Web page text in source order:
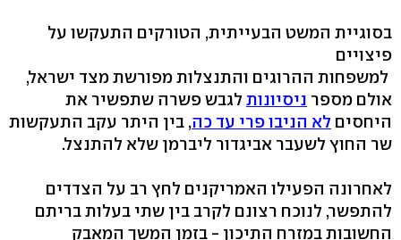
בסוגיית המשט הבעייתית, הטורקים התעקשו על
פיצויים
למשפחות ההרוגים והתנצלות מפורשת מצד ישראל,
אולם מספר ניסיונות לגבש פשרה שתפשיר את
היחסים לא הניבו פרי עד כה, בין היתר עקב התעקשות
שר החוץ לשעבר אביגדור ליברמן שלא להתנצל.
לאחרונה הפעילו האמריקנים לחץ רב על הצדדים
להתפשר, לנוכח רצונם לקרב בין שתי בעלות בריתם
החשובות במזרח התיכון - בזמן המשך המאבק